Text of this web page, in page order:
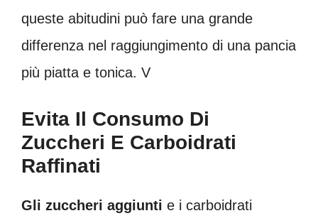
queste abitudini può fare una grande
differenza nel raggiungimento di una pancia
più piatta e tonica. V
Evita Il Consumo Di
Zuccheri E Carboidrati
Raffinati
Gli zuccheri aggiunti e i carboidrati